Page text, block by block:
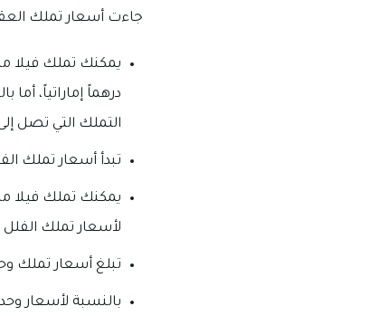
جاءت أسعار تملك
التملك التي تصل إلى 3.8 مليون درهم
تبدأ أسعار تملك الفلل الأربعة غرف من 4
لأسعار تملك الفلل المكونة من
تبلغ أسعار تملك وحدات تاون هاوس